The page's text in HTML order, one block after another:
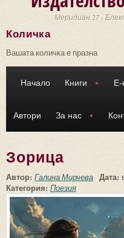
Меридиан 27 -
Количка
Вашата количка е празна
Начало Книги Е-
Автори За нас
Зорица
Автор: Галина Мирчева Дата:
Категория: Поезия